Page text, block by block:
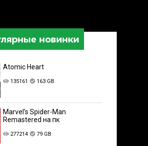
новинки
Atomic Heart
135161 163 GB
Marvel’s Spider-Man
Remastered на пк
277214 79 GB